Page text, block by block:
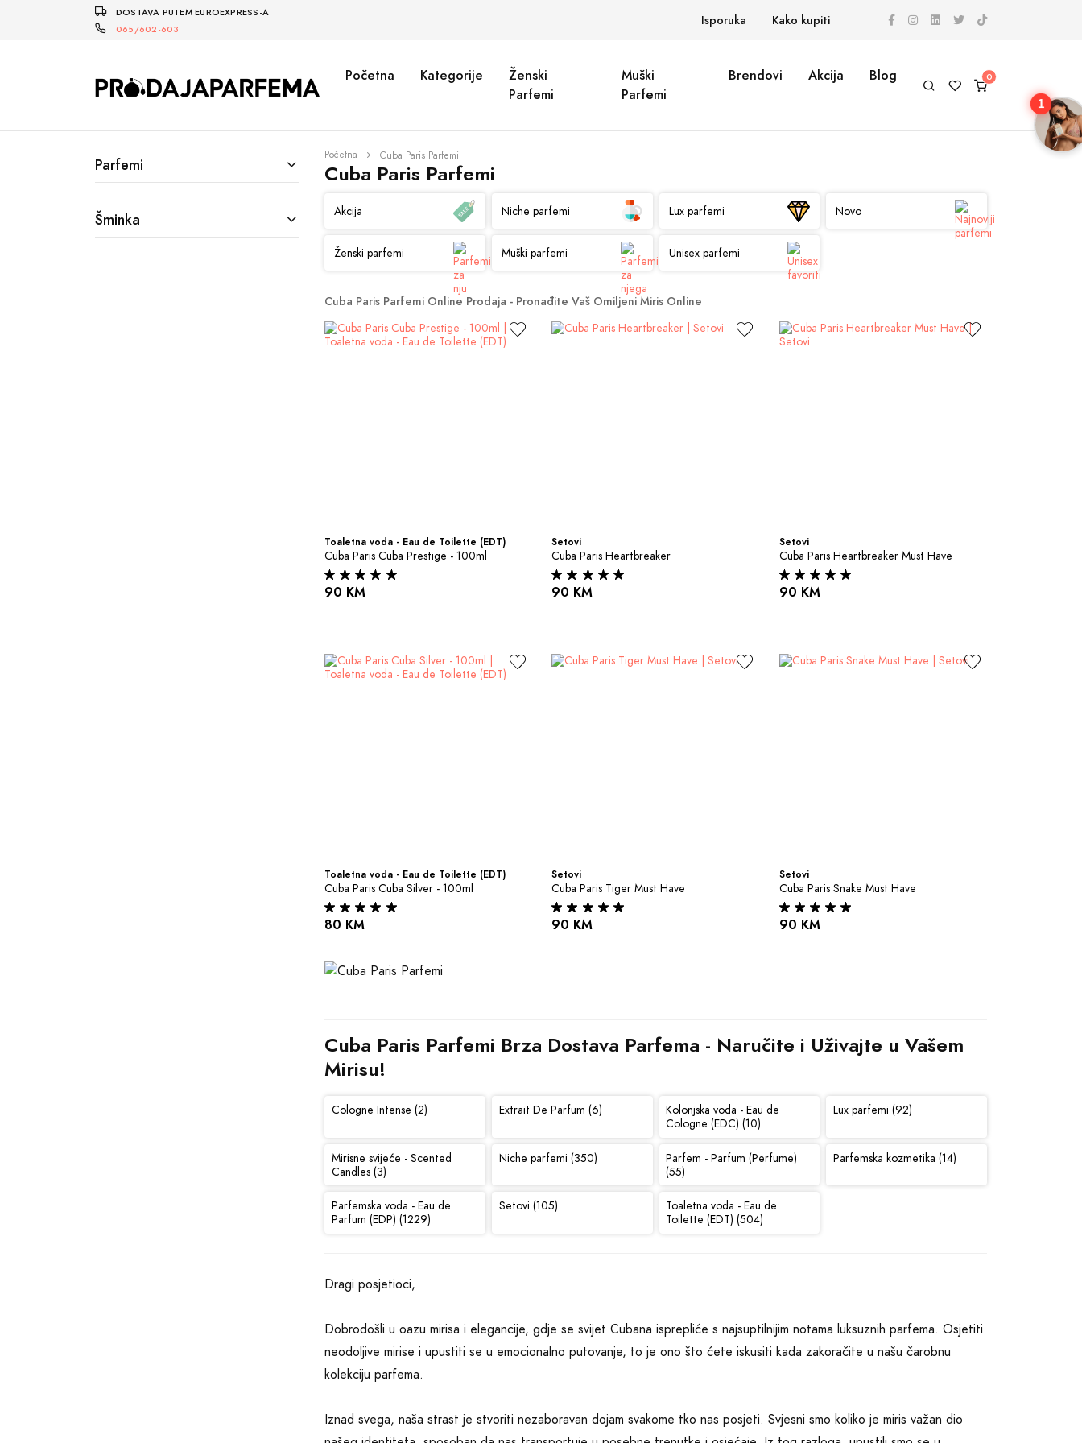
DOSTAVA PUTEM EUROEXPRESS-A
065/602-603
Isporuka Kako kupiti
Početna Kategorije
Ženski
Parfemi
Muški
Parfemi
Brendovi Akcija Blog
Parfemi
Šminka
Početna Cuba Paris Parfemi
Cuba Paris Parfemi
Akcija Niche parfemi Lux parfemi Novo
Ženski parfemi Muški parfemi Unisex parfemi
Cuba Paris Parfemi Online Prodaja - Pronađite Vaš Omiljeni Miris Online
Toaletna voda - Eau de Toilette (EDT)
Cuba Paris Cuba Prestige - 100ml
90 KM
Setovi
Cuba Paris Heartbreaker
90 KM
Setovi
Cuba Paris Heartbreaker Must Have
90 KM
Toaletna voda - Eau de Toilette (EDT)
Cuba Paris Cuba Silver - 100ml
80 KM
Setovi
Cuba Paris Tiger Must Have
90 KM
Setovi
Cuba Paris Snake Must Have
90 KM
Cuba Paris Parfemi Brza Dostava Parfema - Naručite i Uživajte u Vašem
Mirisu!
Cologne Intense (2) Extrait De Parfum (6)
Kolonjska voda - Eau de
Cologne (EDC) (10)
Lux parfemi (92)
Mirisne svijeće - Scented
Candles (3)
Niche parfemi (350)
Parfem - Parfum (Perfume)
(55)
Parfemska kozmetika (14)
Parfemska voda - Eau de
Parfum (EDP) (1229)
Setovi (105)
Toaletna voda - Eau de
Toilette (EDT) (504)
Dragi posjetioci,
Dobrodošli u oazu mirisa i elegancije, gdje se svijet Cubana isprepliće s najsuptilnijim notama luksuznih parfema. Osjetiti
neodoljive mirise i upustiti se u emocionalno putovanje, to je ono što ćete iskusiti kada zakoračite u našu čarobnu
kolekciju parfema.
Iznad svega, naša strast je stvoriti nezaboravan dojam svakome tko nas posjeti. Svjesni smo koliko je miris važan dio
1